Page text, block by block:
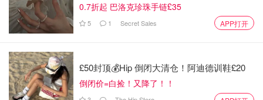
右即可出锅淋干水分备用。准备凉拌汁，碗中加入蒜末、葱
末、香菜末、辣椒面和芝麻，淋入热油，再加入2勺生抽、2
搅拌均匀后倒入土豆片中，进行翻拌，尽量让每片土豆都能
沾上料汁。这款算是适合夏天的土豆做法。
0.7折起 巴洛克珍珠手链£35
5 1 Secret Sales APP打开
£50封顶💰Hip 倒闭大清仓！阿迪德训鞋£20
倒闭价=白捡！又降了！！